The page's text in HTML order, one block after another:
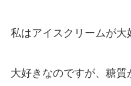
私はアイスクリームが大
大好きなのですが、糖